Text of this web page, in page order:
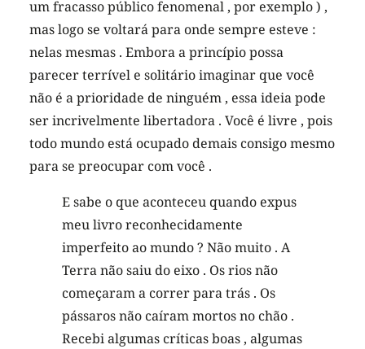
um fracasso público fenomenal , por exemplo ) ,
mas logo se voltará para onde sempre esteve :
nelas mesmas . Embora a princípio possa
parecer terrível e solitário imaginar que você
não é a prioridade de ninguém , essa ideia pode
ser incrivelmente libertadora . Você é livre , pois
todo mundo está ocupado demais consigo mesmo
para se preocupar com você .
E sabe o que aconteceu quando expus
meu livro reconhecidamente
imperfeito ao mundo ? Não muito . A
Terra não saiu do eixo . Os rios não
começaram a correr para trás . Os
pássaros não caíram mortos no chão .
Recebi algumas críticas boas , algumas